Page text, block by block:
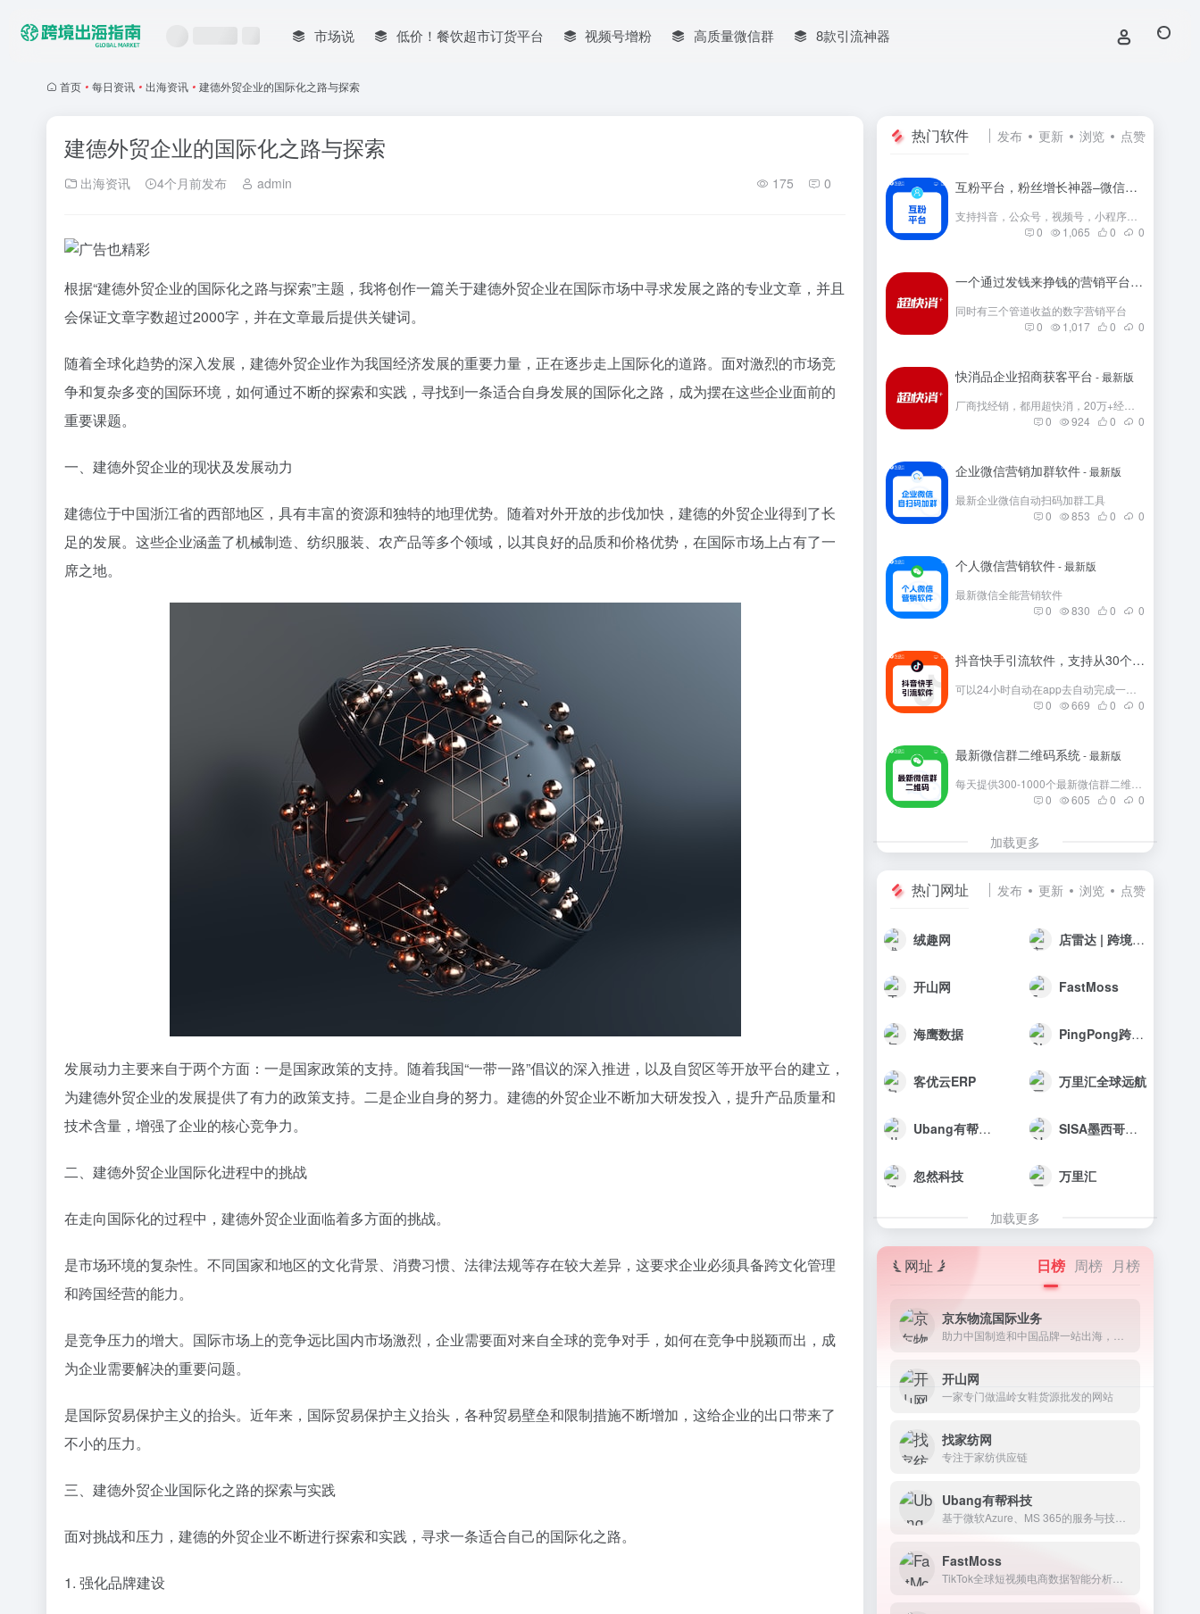
市场说 低价！餐饮超市订货平台 视频号增粉 高质量微信群 8款引流神器
首页 • 每日资讯 • 出海资讯 • 建德外贸企业的国际化之路与探索
建德外贸企业的国际化之路与探索
出海资讯 4个月前发布 admin 175 0
根据“建德外贸企业的国际化之路与探索”主题，我将创作一篇关于建德外贸企业在国际市场中寻求发展之路的专业文章，并且
会保证文章字数超过2000字，并在文章最后提供关键词。
随着全球化趋势的深入发展，建德外贸企业作为我国经济发展的重要力量，正在逐步走上国际化的道路。面对激烈的市场竞
争和复杂多变的国际环境，如何通过不断的探索和实践，寻找到一条适合自身发展的国际化之路，成为摆在这些企业面前的
重要课题。
一、建德外贸企业的现状及发展动力
建德位于中国浙江省的西部地区，具有丰富的资源和独特的地理优势。随着对外开放的步伐加快，建德的外贸企业得到了长
足的发展。这些企业涵盖了机械制造、纺织服装、农产品等多个领域，以其良好的品质和价格优势，在国际市场上占有了一
席之地。
发展动力主要来自于两个方面：一是国家政策的支持。随着我国“一带一路”倡议的深入推进，以及自贸区等开放平台的建立，
为建德外贸企业的发展提供了有力的政策支持。二是企业自身的努力。建德的外贸企业不断加大研发投入，提升产品质量和
技术含量，增强了企业的核心竞争力。
二、建德外贸企业国际化进程中的挑战
在走向国际化的过程中，建德外贸企业面临着多方面的挑战。
是市场环境的复杂性。不同国家和地区的文化背景、消费习惯、法律法规等存在较大差异，这要求企业必须具备跨文化管理
和跨国经营的能力。
是竞争压力的增大。国际市场上的竞争远比国内市场激烈，企业需要面对来自全球的竞争对手，如何在竞争中脱颖而出，成
为企业需要解决的重要问题。
是国际贸易保护主义的抬头。近年来，国际贸易保护主义抬头，各种贸易壁垒和限制措施不断增加，这给企业的出口带来了
不小的压力。
三、建德外贸企业国际化之路的探索与实践
面对挑战和压力，建德的外贸企业不断进行探索和实践，寻求一条适合自己的国际化之路。
1. 强化品牌建设
热门软件 发布 更新 浏览 点赞
互粉平台，粉丝增长神器–微信群互粉|互粉大师|互粉软件|互粉平台|互关互粉|微信公众号互粉|互粉盒子|互粉大厅
0
1,065 0 0
一个通过发钱来挣钱的营销平台
- 最新版
同时有三个管道收益的数字营销平台
0
1,017 0 0
快消品企业招商获客平台 - 最新版
0
924 0 0
企业微信营销加群软件- 最新版
最新企业微信自动扫码加群工具
0
853 0 0
个人微信营销软件- 最新版
最新微信全能营销软件
0
830 0 0
抖音快手引流软件，支持从30个平台引流
0
669 0 0
最新微信群二维码系统- 最新版
0
605 0 0
加载更多
热门网址 发布 更新 浏览 点赞
绒趣网 店雷达 | 跨境选品工具
开山网 FastMoss
海鹰数据 PingPong跨境收款
客优云ERP 万里汇全球远航
Ubang有帮科技 SISA墨西哥海外仓
忽然科技 万里汇
加载更多
网址 日榜 周榜 月榜
京东物流国际业务
开山网
一家专门做温岭女鞋货源批发的网站
找家纺网
专注于家纺供应链
Ubang有帮科技
FastMoss